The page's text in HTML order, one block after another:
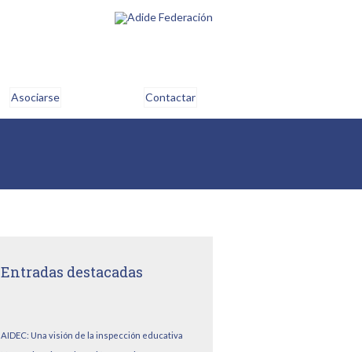
Asociarse Contactar
Entradas destacadas
AIDEC: Una visión de la inspección educativa